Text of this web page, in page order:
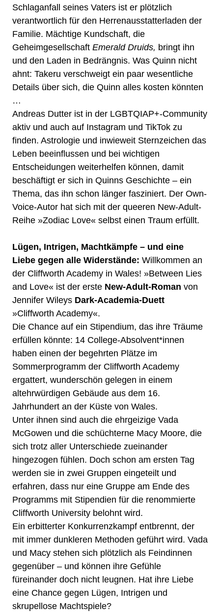
Schlaganfall seines Vaters ist er plötzlich
verantwortlich für den Herrenausstatterladen der
Familie. Mächtige Kundschaft, die
Geheimgesellschaft Emerald Druids, bringt ihn
und den Laden in Bedrängnis. Was Quinn nicht
ahnt: Takeru verschweigt ein paar wesentliche
Details über sich, die Quinn alles kosten könnten
…
Andreas Dutter ist in der LGBTQIAP+-Community
aktiv und auch auf Instagram und TikTok zu
finden. Astrologie und inwieweit Sternzeichen das
Leben beeinflussen und bei wichtigen
Entscheidungen weiterhelfen können, damit
beschäftigt er sich in Quinns Geschichte – ein
Thema, das ihn schon länger fasziniert. Der Own-
Voice-Autor hat sich mit der queeren New-Adult-
Reihe »Zodiac Love« selbst einen Traum erfüllt.
Lügen, Intrigen, Machtkämpfe – und eine
Liebe gegen alle Widerstände: Willkommen an
der Cliffworth Academy in Wales! »Between Lies
and Love« ist der erste New-Adult-Roman von
Jennifer Wileys Dark-Academia-Duett
»Cliffworth Academy«.
Die Chance auf ein Stipendium, das ihre Träume
erfüllen könnte: 14 College-Absolvent*innen
haben einen der begehrten Plätze im
Sommerprogramm der Cliffworth Academy
ergattert, wunderschön gelegen in einem
altehrwürdigen Gebäude aus dem 16.
Jahrhundert an der Küste von Wales.
Unter ihnen sind auch die ehrgeizige Vada
McGowen und die schüchterne Macy Moore, die
sich trotz aller Unterschiede zueinander
hingezogen fühlen. Doch schon am ersten Tag
werden sie in zwei Gruppen eingeteilt und
erfahren, dass nur eine Gruppe am Ende des
Programms mit Stipendien für die renommierte
Cliffworth University belohnt wird.
Ein erbitterter Konkurrenzkampf entbrennt, der
mit immer dunkleren Methoden geführt wird. Vada
und Macy stehen sich plötzlich als Feindinnen
gegenüber – und können ihre Gefühle
füreinander doch nicht leugnen. Hat ihre Liebe
eine Chance gegen Lügen, Intrigen und
skrupellose Machtspiele?